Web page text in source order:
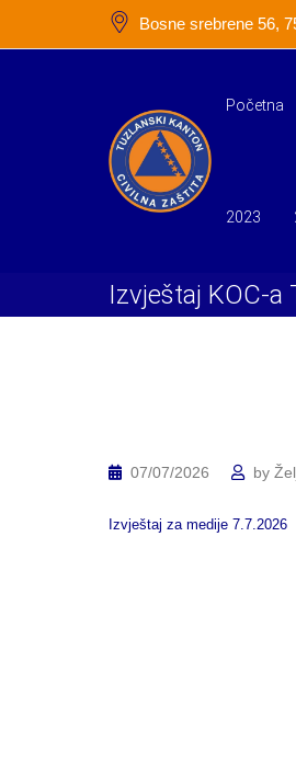
Bosne srebrene 56,
Početna
2023
Izvještaj KOC-a
07/07/2026 by
Izvještaj za medije 7.7.2026